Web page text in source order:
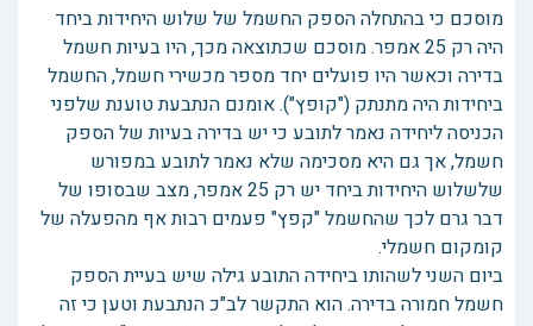
מוסכם כי בהתחלה הספק החשמל של שלוש היחידות ביחד
היה רק 25 אמפר. מוסכם שכתוצאה מכך, היו בעיות חשמל
בדירה וכאשר היו פועלים יחד מספר מכשירי חשמל, החשמל
ביחידות היה מתנתק ("קופץ"). אומנם הנתבעת טוענת שלפני
הכניסה ליחידה נאמר לתובע כי יש בדירה בעיות של הספק
חשמל, אך גם היא מסכימה שלא נאמר לתובע במפורש
שלשלוש היחידות ביחד יש רק 25 אמפר, מצב שבסופו של
דבר גרם לכך שהחשמל "קפץ" פעמים רבות אף מהפעלה של
קומקום חשמלי.
ביום השני לשהותו ביחידה התובע גילה שיש בעיית הספק
חשמל חמורה בדירה. הוא התקשר לב"כ הנתבעת וטען כי זה